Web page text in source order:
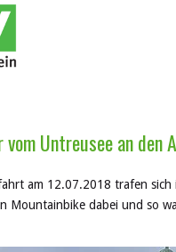
Untreusee an den
am 12.07.2018 trafen
Mountainbike dabei und so